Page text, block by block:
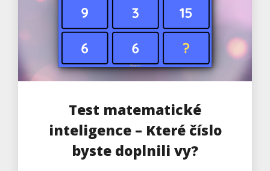
Test matematické
inteligence – Které číslo
byste doplnili vy?